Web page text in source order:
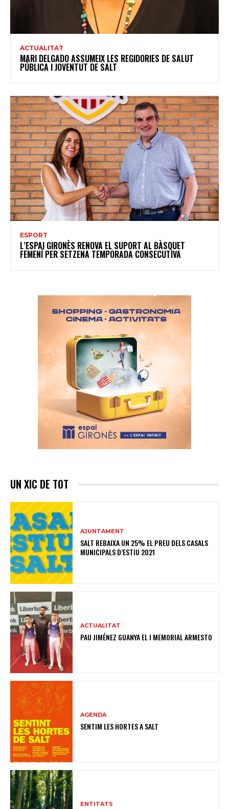
ACTUALITAT
MARI DELGADO ASSUMEIX LES REGIDORIES DE SALUT
PÚBLICA I JOVENTUT DE SALT
ESPORT
L’ESPAI GIRONÈS RENOVA EL SUPORT AL BÀSQUET
FEMENÍ PER SETZENA TEMPORADA CONSECUTIVA
UN XIC DE TOT
AJUNTAMENT
SALT REBAIXA UN 25% EL PREU DELS CASALS
MUNICIPALS D’ESTIU 2021
ACTUALITAT
PAU JIMÉNEZ GUANYA EL I MEMORIAL ARMESTO
AGENDA
SENTIM LES HORTES A SALT
ENTITATS